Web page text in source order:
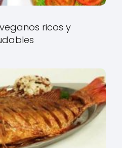
ricos y